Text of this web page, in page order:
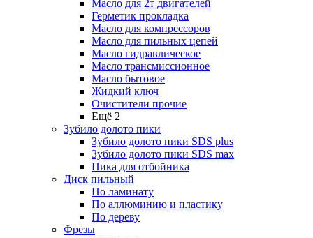
Масло для 2т двигателей
Герметик прокладка
Масло для компрессоров
Масло для пильных цепей
Масло гидравлическое
Масло трансмиссионное
Масло бытовое
Жидкий ключ
Очистители прочие
Ещё 2
Зубило долото пики
Зубило долото пики SDS plus
Зубило долото пики SDS max
Пика для отбойника
Диск пильный
По ламинату
По аллюминию и пластику
По дереву
Фрезы